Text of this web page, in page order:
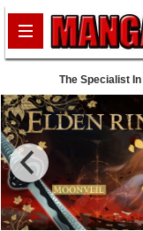
The Specialist